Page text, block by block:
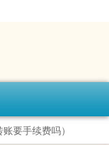
要手续费吗）